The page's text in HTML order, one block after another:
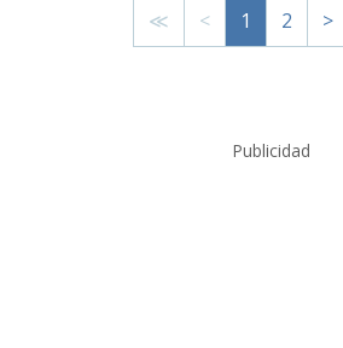
≪ < 1 2 >
Publicidad